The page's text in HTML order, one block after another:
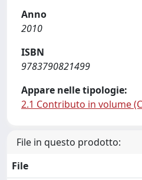
Anno
2010
ISBN
9783790821499
Appare nelle tipologie:
2.1 Contributo in volume
File in questo prodotto:
File